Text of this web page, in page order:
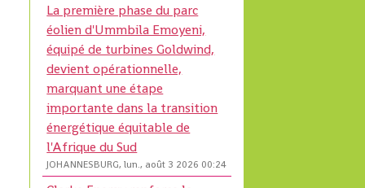
La première phase du parc
éolien d'Ummbila Emoyeni,
équipé de turbines Goldwind,
devient opérationnelle,
marquant une étape
importante dans la transition
énergétique équitable de
l'Afrique du Sud
JOHANNESBURG, lun., août 3 2026 00:24